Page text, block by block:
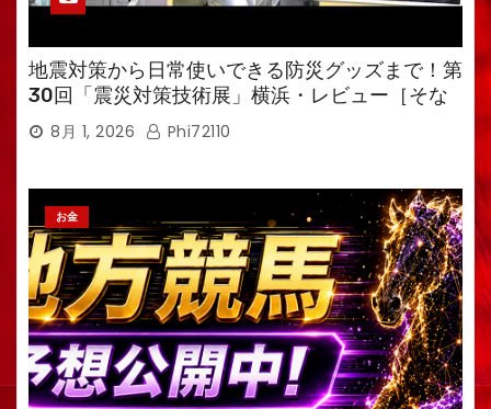
地震対策から日常使いできる防災グッズまで！第
30回「震災対策技術展」横浜・レビュー［そな
えるTV・高荷智也］
8月 1, 2026 Phi72110
お金